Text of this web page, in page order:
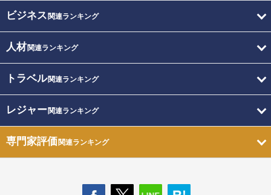
ビジネス 関連ランキング
人材関連ランキング
トラベル関連ランキング
レジャー関連ランキング
専門家評価関連ランキング